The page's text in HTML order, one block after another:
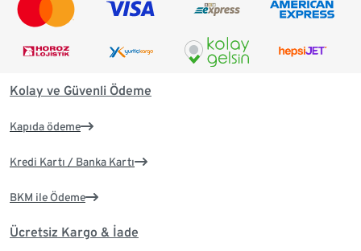
Kolay ve Güvenli Ödeme
Kapıda ödeme
Kredi Kartı / Banka Kartı
BKM ile Ödeme
Ücretsiz Kargo & İade